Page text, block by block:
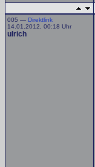
005 — Direktlink
14.01.2012, 00:18 Uhr
ulrich